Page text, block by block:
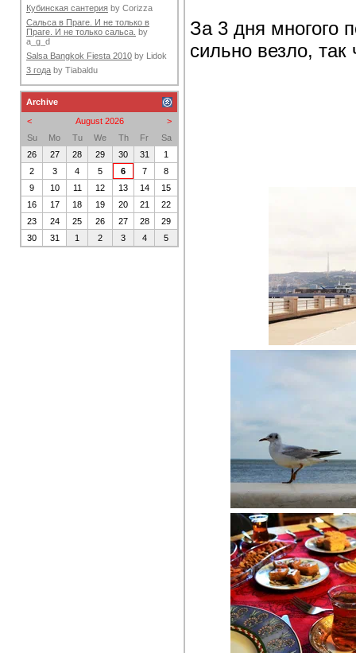
За 3 дня многого
сильно везло, так
Кубинская сантерия by Corizza
Сальса в Праге. И не только в
Праге. И не только сальса. by
a_g_d
Salsa Bangkok Fiesta 2010 by Lidok
3 года by Tiabaldu
Archive
<
>
August 2026
Su
Mo Tu We Th Fr
Sa
26
27 28 29 30 31
1
2
3 4 5 6 7
8
9
10 11 12 13 14
15
16
17 18 19 20 21
22
23
24 25 26 27 28
29
30
31 1 2 3 4 5